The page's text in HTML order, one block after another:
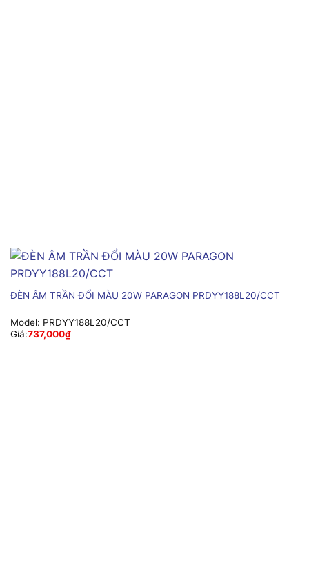
ĐÈN ÂM TRẦN ĐỔI MÀU 20W PARAGON PRDYY188L20/CCT
Model: PRDYY188L20/CCT
Giá:737,000₫